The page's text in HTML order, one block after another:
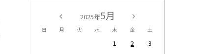
2025年5月
日 月 火 水 木 金 土
1 2
3